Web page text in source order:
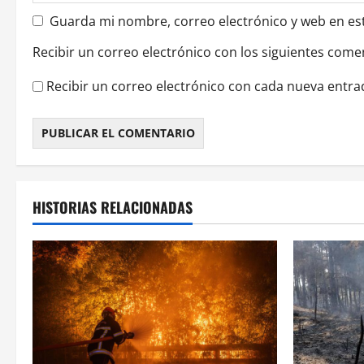
s Guarda mi nombre, correo electrónico y web en
Recibir un correo electrónico con los siguientes
Recibir un correo electrónico con cada nueva
HISTORIAS RELACIONADAS